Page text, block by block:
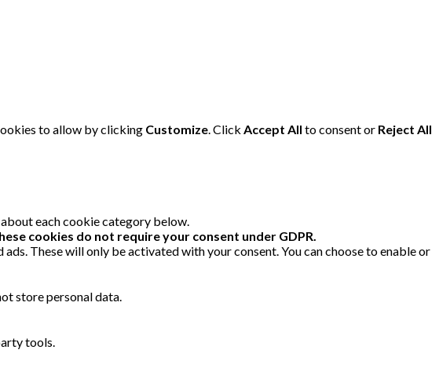
to allow by clicking Customize. Click Accept All to consent or Reject All
each cookie category below.
cookies do not require your consent under GDPR.
These will only be activated with your consent. You can choose to enable or
store personal data.
tools.